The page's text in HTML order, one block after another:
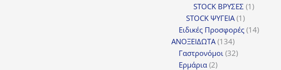
STOCK ΒΡΥΣΕΣ 11
STOCK ΨΥΓΕΙΑ 11
προϊόν
Ειδικές Προσφορές 1414
ΑΝΟΞΕΙΔΩΤΑ 134134
προϊόντα
Γαστρονόμοι 3232
Ερμάρια 22